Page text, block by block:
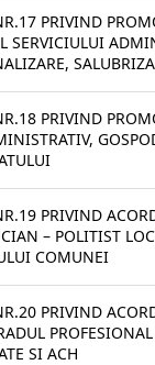
PRIVIND
SERVICIULUI
PRIVIND
PRIVIND
– POLITIST
COMUNEI
PRIVIND
SI ACH